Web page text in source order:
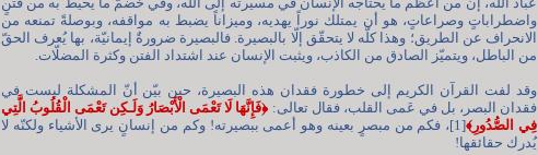
واضطراباتٍ وصراعاتٍ، هو أن يمتلك نوراً يهديه، وميزاناً يضبط به مواقفه، وبوصلةً تمنعه من
الانحراف عن الطريق؛ وهذا كلّه لا يتحقّق إلّا بالبصيرة. فالبصيرة ضرورةٌ إيمانيّة، بها يُعرف الحقّ
من الباطل، ويتميّز الصادق من الكاذب، ويثبت الإنسان عند اشتداد الفتن وكثرة المضلّات.
وقد لفت القرآن الكريم إلى خطورة فقدان هذه البصيرة، حين بيّن أنّ المشكلة ليست في
فقدان البصر، بل في عَمى القلب، فقال تعالى: ﴿فَإِنَّهَا لَا تَعْمَى الْأَبْصَارُ وَلَـكِن تَعْمَى الْقُلُوبُ الَّتِي
فِي الصُّدُورِ﴾
[1]، فكم من مبصرٍ بعينه وهو أعمى ببصيرته! وكم من إنسانٍ يرى الأشياء ولكنّه لا
يُدرك حقائقها!